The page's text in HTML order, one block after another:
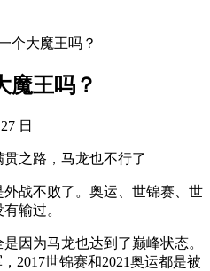
个大魔王吗？
魔王吗？
日
之路，马龙也不行了
战不败了。奥运、世锦赛、世
输过。
因为马龙也达到了巅峰状态。
2017世锦赛和2021奥运都是被